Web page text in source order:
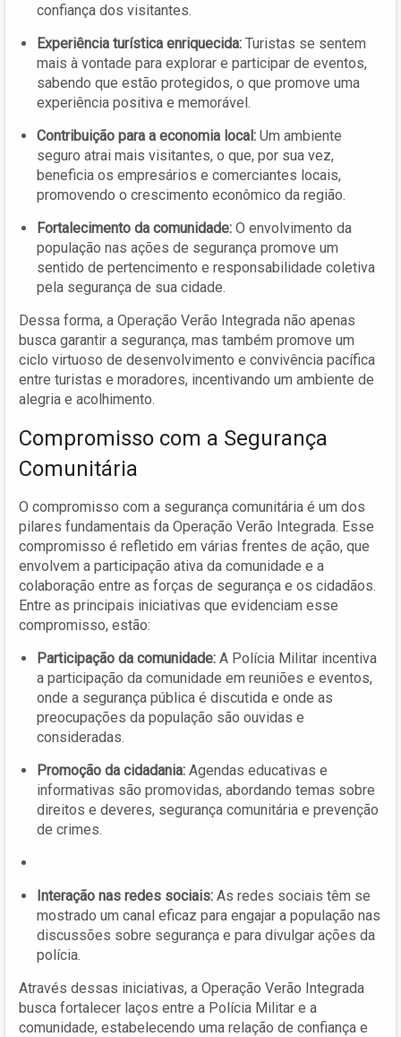
confiança dos visitantes.
Experiência turística enriquecida: Turistas se sentem
mais à vontade para explorar e participar de eventos,
sabendo que estão protegidos, o que promove uma
experiência positiva e memorável.
Contribuição para a economia local: Um ambiente
seguro atrai mais visitantes, o que, por sua vez,
beneficia os empresários e comerciantes locais,
promovendo o crescimento econômico da região.
Fortalecimento da comunidade: O envolvimento da
população nas ações de segurança promove um
sentido de pertencimento e responsabilidade coletiva
pela segurança de sua cidade.
Dessa forma, a Operação Verão Integrada não apenas
busca garantir a segurança, mas também promove um
ciclo virtuoso de desenvolvimento e convivência pacífica
entre turistas e moradores, incentivando um ambiente de
alegria e acolhimento.
Compromisso com a Segurança
Comunitária
O compromisso com a segurança comunitária é um dos
pilares fundamentais da Operação Verão Integrada. Esse
compromisso é refletido em várias frentes de ação, que
envolvem a participação ativa da comunidade e a
colaboração entre as forças de segurança e os cidadãos.
Entre as principais iniciativas que evidenciam esse
compromisso, estão:
Participação da comunidade: A Polícia Militar incentiva
a participação da comunidade em reuniões e eventos,
onde a segurança pública é discutida e onde as
preocupações da população são ouvidas e
consideradas.
Promoção da cidadania: Agendas educativas e
informativas são promovidas, abordando temas sobre
direitos e deveres, segurança comunitária e prevenção
de crimes.
Interação nas redes sociais: As redes sociais têm se
mostrado um canal eficaz para engajar a população nas
discussões sobre segurança e para divulgar ações da
polícia.
Através dessas iniciativas, a Operação Verão Integrada
busca fortalecer laços entre a Polícia Militar e a
comunidade, estabelecendo uma relação de confiança e